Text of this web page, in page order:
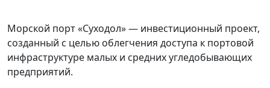
Морской порт «Суходол» — инвестиционный проект,
созданный с целью облегчения доступа к портовой
инфраструктуре малых и средних угледобывающих
предприятий.